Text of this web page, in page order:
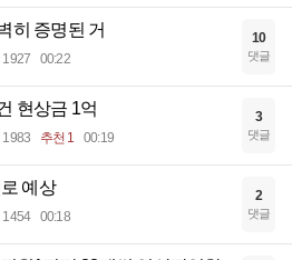
히 증명된 거
1927 00:22
10
댓글
현상금 1억
1983 추천 1 00:19
3
댓글
예상
1454 00:18
2
댓글